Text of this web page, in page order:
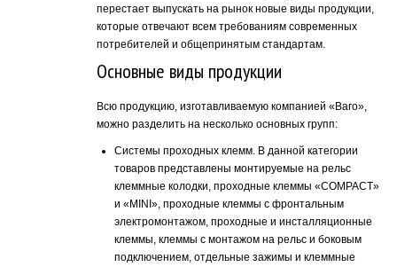
перестает выпускать на рынок новые виды продукции,
которые отвечают всем требованиям современных
потребителей и общепринятым стандартам.
Основные виды продукции
Всю продукцию, изготавливаемую компанией «Ваго»,
можно разделить на несколько основных групп:
Системы проходных клемм. В данной категории
товаров представлены монтируемые на рельс
клеммные колодки, проходные клеммы «COMPACT»
и «MINI», проходные клеммы с фронтальным
электромонтажом, проходные и инсталляционные
клеммы, клеммы с монтажом на рельс и боковым
подключением, отдельные зажимы и клеммные